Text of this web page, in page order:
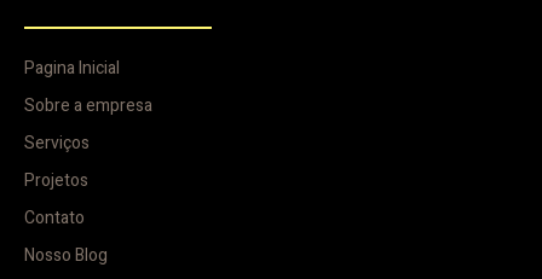
Pagina Inicial
Sobre a empresa
Serviços
Projetos
Contato
Nosso Blog